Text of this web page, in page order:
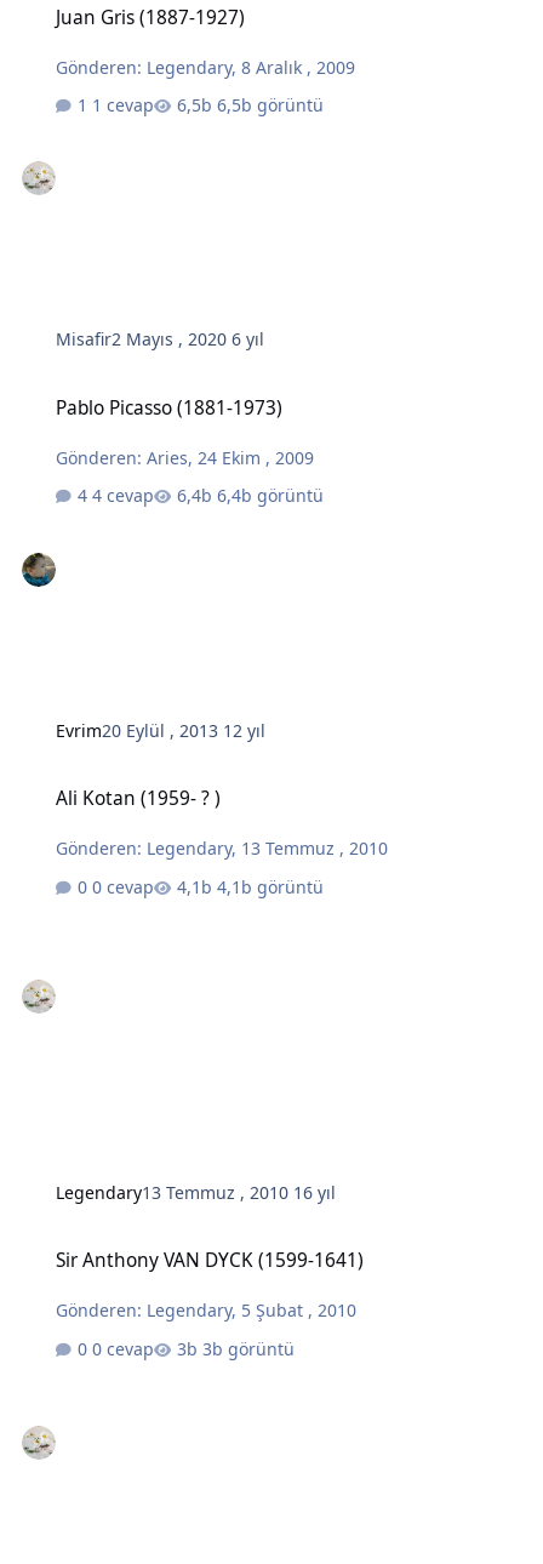
Juan Gris (1887-1927)
Gönderen: Legendary,8 Aralık , 2009
1 cevap
6,5b görüntü
Misafir2 Mayıs , 20206 yıl
Pablo Picasso (1881-1973)
Gönderen:Aries, 24 Ekim , 2009
4 cevap
6,4b görüntü
Evrim20 Eylül , 2013 12 yıl
Ali Kotan (1959- ? )
Gönderen: Legendary, 13 Temmuz , 2010
0 cevap
4,1b görüntü
Legendary13 Temmuz , 2010 16 yıl
Sir Anthony VAN DYCK (1599-1641)
Gönderen: Legendary, 5 Şubat , 2010
0 cevap
3b görüntü